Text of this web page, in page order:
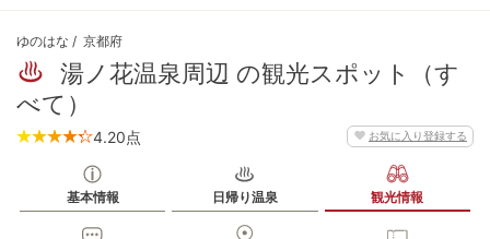
ゆのはな 京都府
湯ノ花温泉周辺 の観光スポット（す
べて）
お気に入り登録する
4.20点
基本情報 日帰り温泉 観光情報